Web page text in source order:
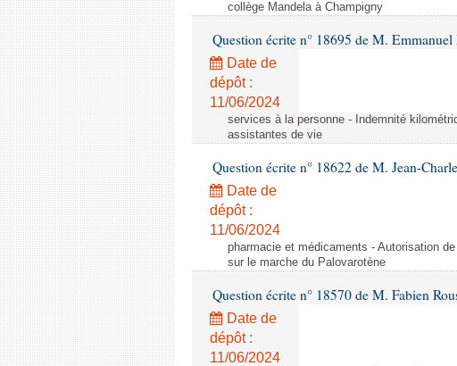
collège Mandela à Champigny
Question écrite n° 18695 de M.
Date de
dépôt :
11/06/2024
services à la personne - Indemnité
assistantes de vie
Question écrite n° 18622 de M. Jean-
Date de
dépôt :
11/06/2024
pharmacie et médicaments - Autorisation
sur le marche du Palovarotène
Question écrite n° 18570 de M. Fabien
Date de
dépôt :
11/06/2024